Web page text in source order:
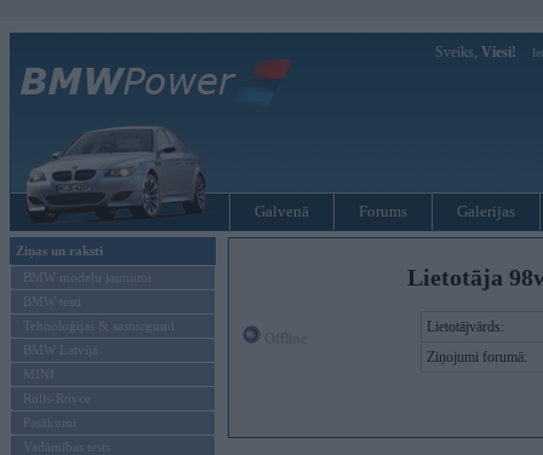
Sveiks, Viesi!
Galvenā Forums Galerijas
Ziņas un raksti
BMW modeļu jaunumi
BMW testi
Tehnoloģijas & sasniegumi
BMW Latvijā
MINI
Rolls-Royce
Pasākumi
Vadāmības tests
Lietotāja
Lietotājvārds:
Ziņojumi forumā: